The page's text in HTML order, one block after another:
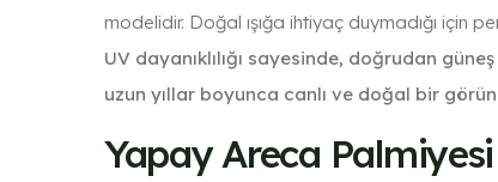
modelidir. Doğal ışığa ihtiyaç duymadığı için
UV dayanıklılığı sayesinde, doğrudan
uzun yıllar boyunca canlı ve doğal bir
Yapay Areca Palmiyesi